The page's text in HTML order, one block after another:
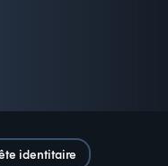
identitaire